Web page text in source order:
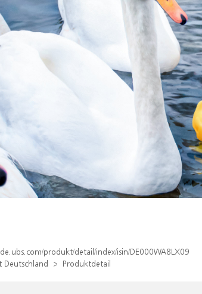
produkt/detail/index/isin/DE000WA8LX09
Deutschland Produktdetail